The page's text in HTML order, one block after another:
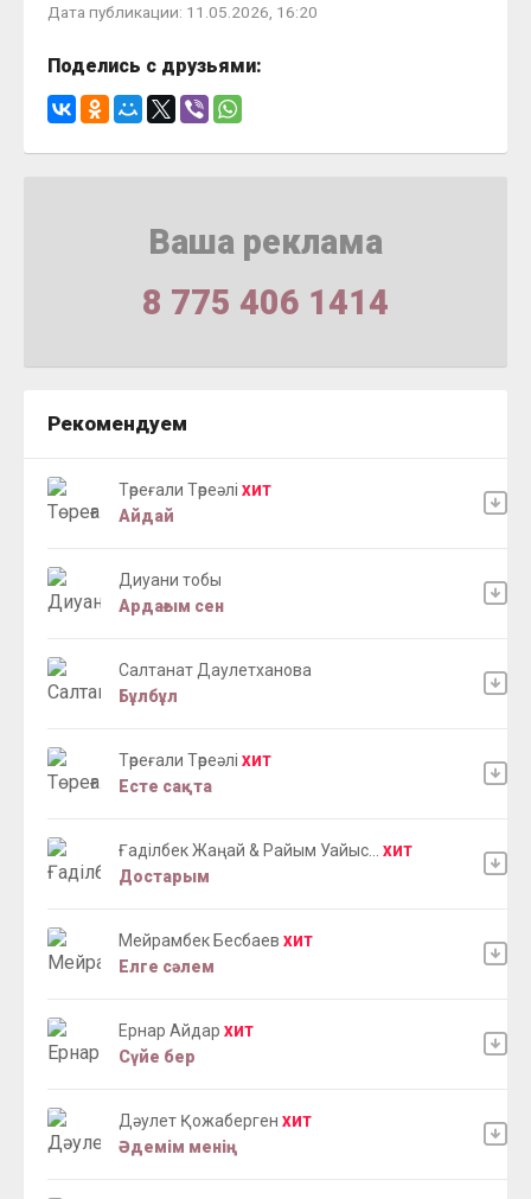
Дата публикации: 11.05.2026, 16:20
Поделись с друзьями:
Ваша реклама
8 775 406 1414
Рекомендуем
Төреғали Төреәлі ХИТ
Айдай
Диуани тобы
Ардағым сен
Салтанат Даулетханова
Бұлбұл
Төреғали Төреәлі ХИТ
Есте сақта
Ғаділбек Жаңай & Райым Уайыс... ХИТ
Достарым
Мейрамбек Бесбаев ХИТ
Елге сәлем
Ернар Айдар ХИТ
Сүйе бер
Дәулет Қожаберген ХИТ
Әдемім менің